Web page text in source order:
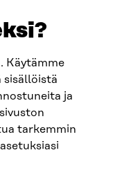
Käytämme
sisällöistä
ja
tarkemmin